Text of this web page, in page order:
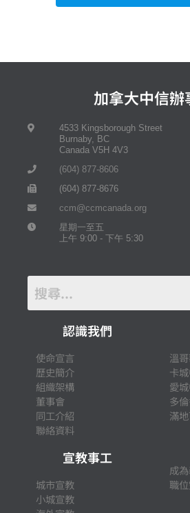
加拿大中信辦
4533 Kingsborough Street
Burnaby, BC
Canada V5H 4V3
(604) 877-8606
(604) 877-8676
ccm@ccmcanada.org
星期一至五
上午 9:00 - 下午 5:30
認識我們
使命宣言
歷史簡介
組織架構
董事會
同工介紹
聯絡資料
宣教事工
城市宣教
小城宣教
溫
卡
愛
多
滿
成
職